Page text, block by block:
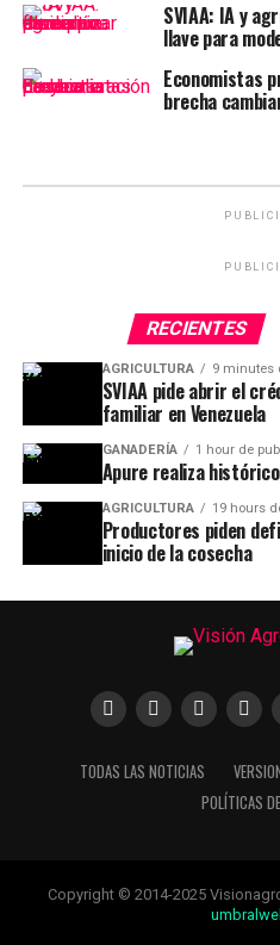
SVIAA: IA y
llave para
Economistas
brecha
RECIENTES
AGRICULTURA 9 minutes
SVIAA pide abrir el
familiar en Venezuela
GANADERÍA 1 hour de
Apure realiza
AGRICULTURA 19 hours
Productores piden
inicio de la cosecha
TODAS LAS NOTICIAS
POLÍTICAS
Copyright © 2014-2025